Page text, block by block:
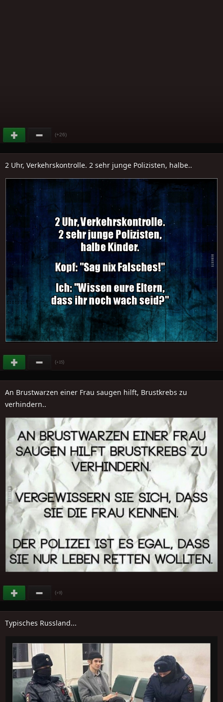
(+26)
2 Uhr, Verkehrskontrolle. 2 sehr junge Polizisten, halbe..
(+15)
An Brustwarzen einer Frau saugen hilft, Brustkrebs zu
verhindern..
(+9)
Typisches Russland...